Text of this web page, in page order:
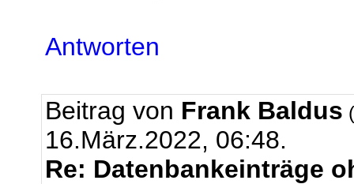
Antworten
Beitrag von Frank Baldus
16.März.2022, 06:48.
Re: Datenbankeinträge